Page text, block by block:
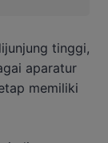
tinggi,
aparatur
memiliki